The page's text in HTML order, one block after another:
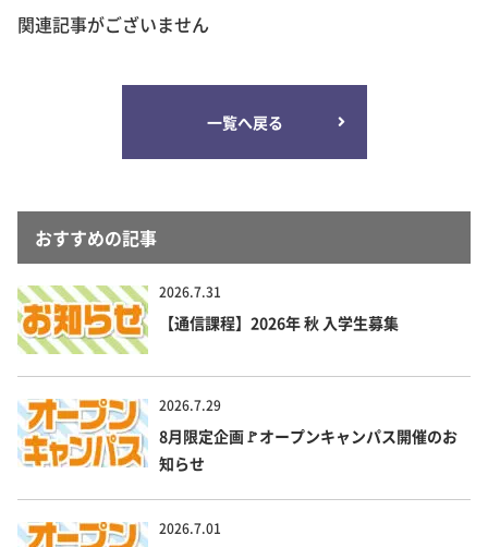
関連記事がございません
一覧へ戻る
おすすめの記事
2026.7.31
【通信課程】2026年 秋 入学生募集
2026.7.29
8月限定企画🚩オープンキャンパス開催のお
知らせ
2026.7.01